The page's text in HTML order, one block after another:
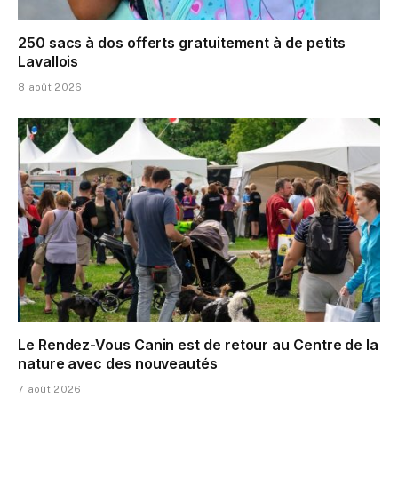
250 sacs à dos offerts gratuitement à de petits
Lavallois
8 août 2026
Le Rendez-Vous Canin est de retour au Centre de la
nature avec des nouveautés
7 août 2026